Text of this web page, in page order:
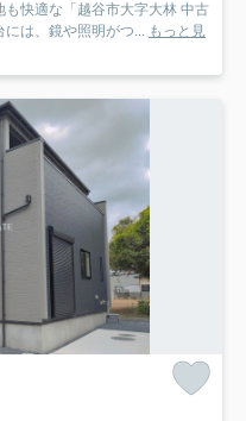
快適な「越谷市大字大林 中古
は、鏡や照明がつ... もっと見